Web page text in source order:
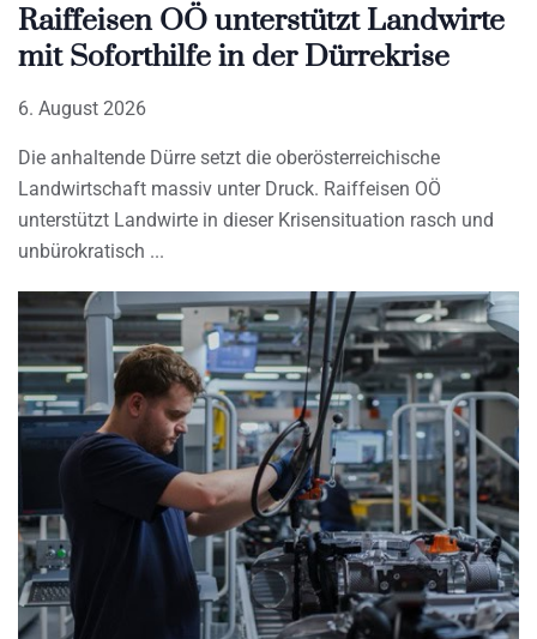
Raiffeisen OÖ unterstützt Landwirte
mit Soforthilfe in der Dürrekrise
6. August 2026
Die anhaltende Dürre setzt die oberösterreichische
Landwirtschaft massiv unter Druck. Raiffeisen OÖ
unterstützt Landwirte in dieser Krisensituation rasch und
unbürokratisch